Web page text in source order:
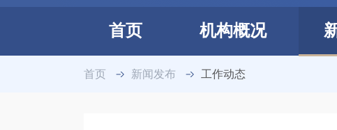
首页 机构概况
首页 新闻发布 工作动态